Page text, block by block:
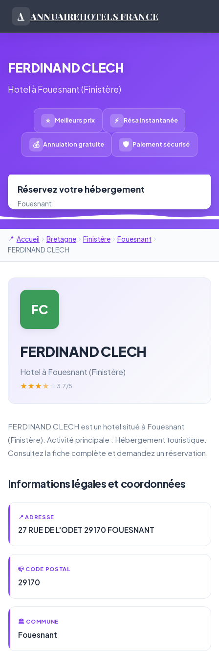
A ANNUAIREHOTELS FRANCE
FERDINAND CLECH
Hotel à Fouesnant (Finistère)
⭐ Meilleurs prix ⚡ Résa instantanée
💰 Annulation gratuite 🛡 Paiement sécurisé
Réservez votre hébergement
Fouesnant
Accueil Bretagne Finistère
Fouesnant
FERDINAND CLECH
FC
FERDINAND CLECH
Hotel à Fouesnant (Finistère)
★★★★ 3.7/5
FERDINAND CLECH est un hotel situé à Fouesnant
(Finistère). Activité principale : Hébergement touristique.
Consultez la fiche complète et demandez un réservation.
Informations légales et coordonnées
📍 ADRESSE
27 RUE DE L'ODET 29170 FOUESNANT
📪 CODE POSTAL
29170
🏛️ COMMUNE
Fouesnant